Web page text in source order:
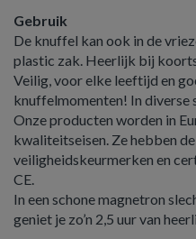
Gebruik
De knuffel kan ook in de
plastic zak. Heerlijk bij
Veilig, voor elke leeftijd en
knuffelmomenten! In diverse
Onze producten worden in
kwaliteitseisen. Ze hebben
veiligheidskeurmerken en
CE.
In een schone magnetron
geniet je zo’n 2,5 uur van